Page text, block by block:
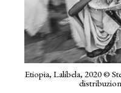
Etiopia, Lalibela, 2020 ©